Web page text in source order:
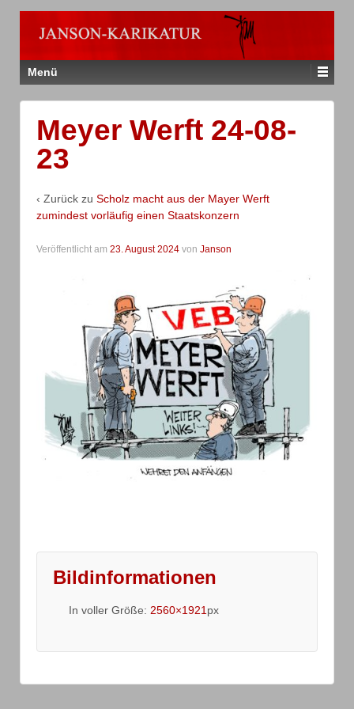
Menü
Meyer Werft 24-08-
23
‹ Zurück zu Scholz macht aus der Mayer Werft
zumindest vorläufig einen Staatskonzern
Veröffentlicht am 23. August 2024 von Janson
Bildinformationen
In voller Größe: 2560×1921 px